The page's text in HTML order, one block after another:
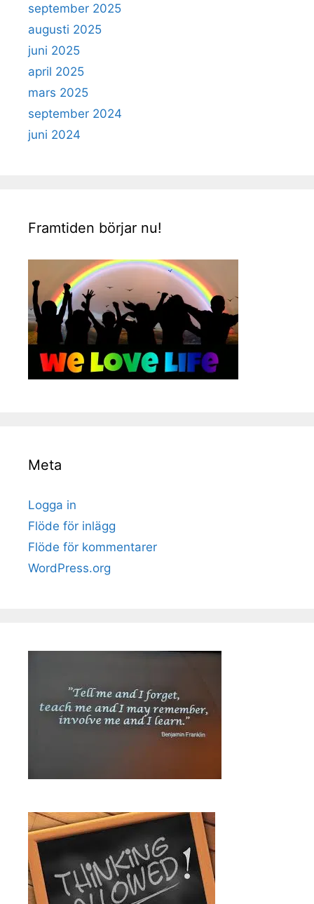
september 2025
augusti 2025
juni 2025
april 2025
mars 2025
september 2024
juni 2024
Framtiden börjar nu!
Meta
Logga in
Flöde för inlägg
Flöde för kommentarer
WordPress.org